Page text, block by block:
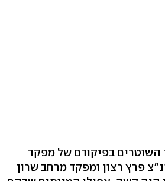
השוטרים בפיקודם של מפקד
פרץ רצון ומפקד מרחב שרון